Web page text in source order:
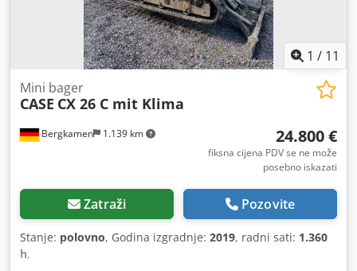
1 / 11
Bergkamen 1.139 km
Mini bager
CASE CX 26 C mit Klima
24.800 €
fiksna cijena PDV se ne može
posebno iskazati
Zatraži Pozovite
Stanje: polovno, Godina izgradnje: 2019, radni sati: 1.360
h,